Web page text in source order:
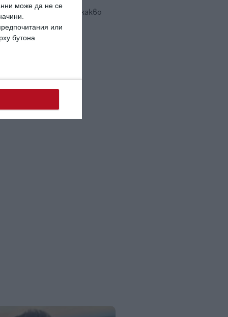
може да не се
или
бутона
паразитите и какво